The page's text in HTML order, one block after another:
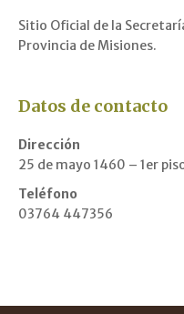
Sitio Oficial de la
Provincia de Misiones.
Datos de contacto
Dirección
25 de mayo 1460 – 1er
Teléfono
03764 447356